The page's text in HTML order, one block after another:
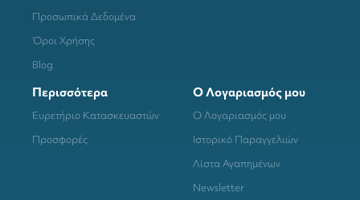
Προσωπικά Δεδομένα
Όροι Χρήσης
Blog
Περισσότερα
Ευρετήριο Κατασκευαστών
Προσφορές
Ο Λογαριασμός μου
Ο Λογαριασμός μου
Ιστορικό Παραγγελιών
Λίστα Αγαπημένων
Newsletter